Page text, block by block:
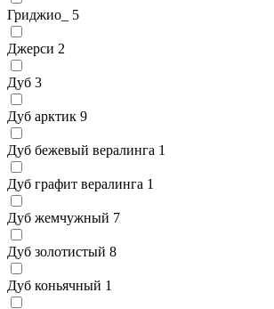
Гриджио_ 5
Джерси 2
Дуб 3
Дуб арктик 9
Дуб бежевый вералинга 1
Дуб графит вералинга 1
Дуб жемчужный 7
Дуб золотистый 8
Дуб коньячный 1